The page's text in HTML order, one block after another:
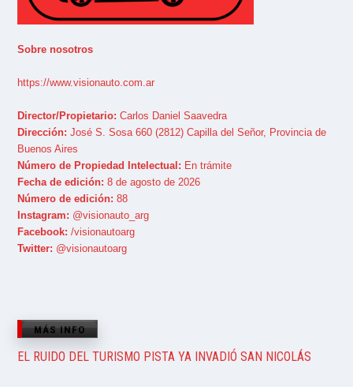
Sobre nosotros
https://www.visionauto.com.ar
Director/Propietario: Carlos Daniel Saavedra
Dirección: José S. Sosa 660 (2812) Capilla del Señor, Provincia de
Buenos Aires
Número de Propiedad Intelectual: En trámite
Fecha de edición: 8 de agosto de 2026
Número de edición: 88
Instagram: @visionauto_arg
Facebook: /visionautoarg
Twitter: @visionautoarg
MÁS INFO
EL RUIDO DEL TURISMO PISTA YA INVADIÓ SAN NICOLÁS